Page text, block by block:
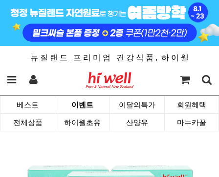
뉴 질 랜 드 프 리 미 엄 건 강 식 품 , 하 이 웰
베스트 이벤트 이달의특가 회원혜택
전체상품 하이웰초유 산양유 마누카꿀